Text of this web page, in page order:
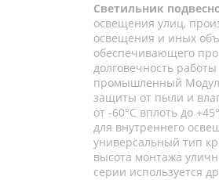
Светильник
освещения улиц,
освещения и иных
обеспечивающего
долговечность
промышленный
защиты от пыли и
от -60°C вплоть до
для внутреннего
универсальный тип
высота монтажа
серии используется